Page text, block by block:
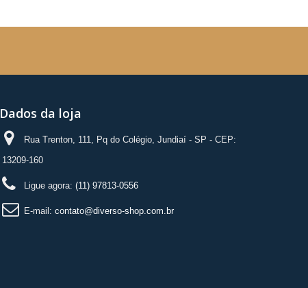
Dados da loja
Rua Trenton, 111, Pq do Colégio, Jundiaí - SP - CEP:
13209-160
Ligue agora: (11) 97813-0556
E-mail: contato@diverso-shop.com.br